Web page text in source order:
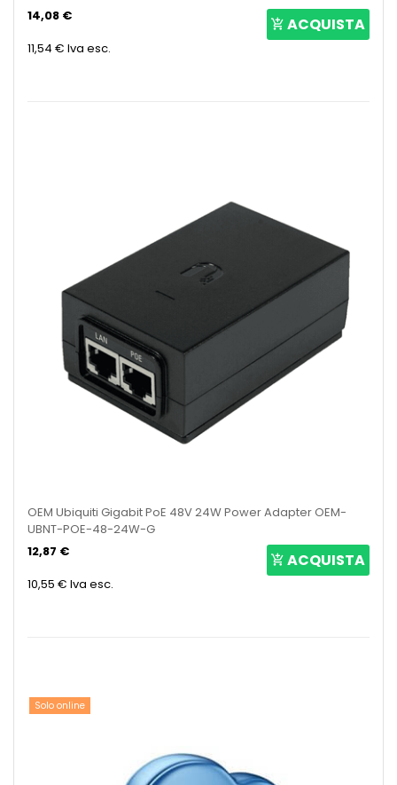
14,08 €
11,54 € Iva esc.
ACQUISTA
OEM Ubiquiti Gigabit PoE 48V 24W Power Adapter OEM-
UBNT-POE-48-24W-G
12,87 €
10,55 € Iva esc.
ACQUISTA
Solo online